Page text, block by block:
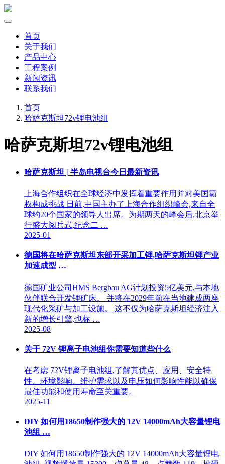
首页
关于我们
产品中心
工程案例
新闻资讯
联系我们
首页
哈萨克斯坦72v锂电池组
哈萨克斯坦72v锂电池组
哈萨克斯坦 | 半岛电视台今日最新资讯
上海合作组织在全球经济中发挥着重要作用并对美国霸
权构成挑战 日前,中国主办了上海合作组织峰会,来自全
球约20个国家的领导人出席。为期两天的峰会后,北京举
行盛大阅兵式,纪念二 …
2025-01
德国将在哈萨克斯坦东部开采加工锂,哈萨克斯坦锂产业
加速成型 …
德国矿业公司HMS Bergbau AG计划投资5亿美元,与本地
伙伴联合开发锂矿床。 并将在2029年前在当地建成两座
现代化采矿与加工设施。 这不仅为哈萨克斯坦经济注入
新的增长引擎,也标 …
2025-08
关于 72V 锂离子电池组你需要知道些什么
在考虑 72V锂离子电池组,了解其优点、应用、安全特
性、环境影响、维护需求以及电压如何影响性能以确保
最佳功能和使用寿命至关重要。
2025-11
DIY 如何用18650制作强大的 12V 14000mAh大容量锂电
池组 …
DIY 如何用18650制作强大的 12V 14000mAh大容量锂电